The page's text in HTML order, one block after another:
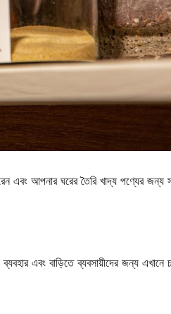
এবং আপনার ঘরের তৈরি খাদ্য পণ্যের জন্য
এবং বাড়িতে ব্যবসায়ীদের জন্য এখানে